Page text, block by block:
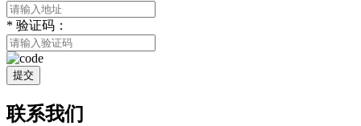
* 验证码：
提交
联系我们